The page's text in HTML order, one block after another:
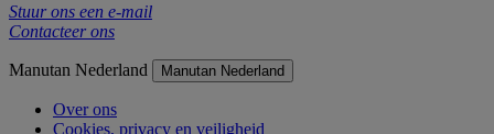
Stuur ons een e-mail
Contacteer ons
Manutan Nederland Manutan Nederland
Over ons
Cookies, privacy en veiligheid